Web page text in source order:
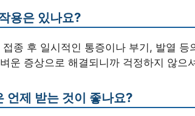
용은 있나요?
종 후 일시적인 통증이나 부기, 발열
운 증상으로 해결되니까 걱정하지 않으
언제 받는 것이 좋나요?